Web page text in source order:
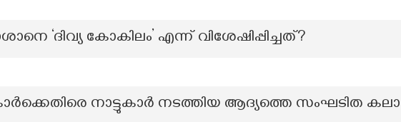
‘ദിവ്യ കോകിലം’ എന്ന് വിശേഷിപ്പിച്ചത്?
നാട്ടുകാർ നടത്തിയ ആദ്യത്തെ സംഘടിത